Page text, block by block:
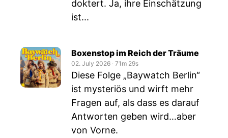
doktert. Ja, ihre Einschätzung
ist...
Boxenstop im Reich der Träume
02. July 2026 ‧ 71m 29s
Diese Folge „Baywatch Berlin“
ist mysteriös und wirft mehr
Fragen auf, als dass es darauf
Antworten geben wird…aber
von Vorne.